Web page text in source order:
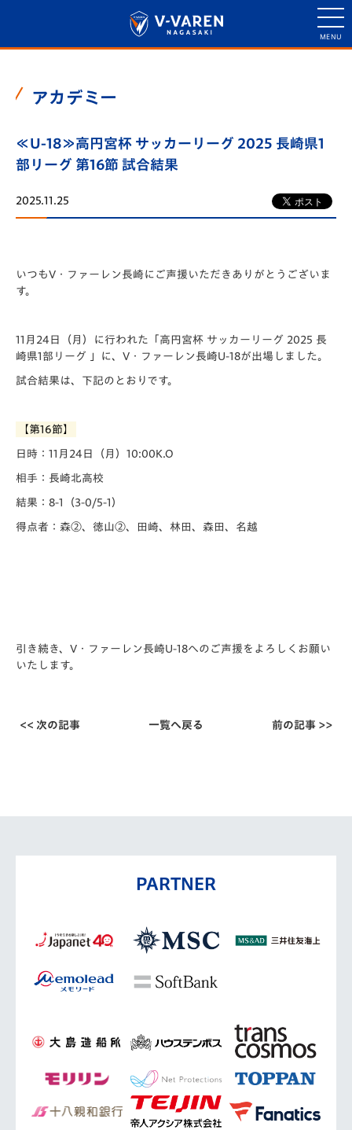
アカデミー
≪U-18≫高円宮杯 サッカーリーグ 2025 長崎県1
部リーグ 第16節 試合結果
2025.11.25
いつもV・ファーレン長崎にご声援いただきありがとうございま
す。
11月24日（月）に行われた「️高円宮杯 サッカーリーグ 2025 長
崎県1部リーグ 」に、V・ファーレン長崎U-18が出場しました。
試合結果は、下記のとおりです。
【第16節】
日時：11月24日（月）10:00K.O
相手：長崎北高校
結果：8-1（3-0/5-1）
得点者：森②、徳山②、田崎、林田、森田、名越
引き続き、V・ファーレン長崎U-18へのご声援をよろしくお願い
いたします。
<< 次の記事 一覧へ戻る 前の記事 >>
PARTNER